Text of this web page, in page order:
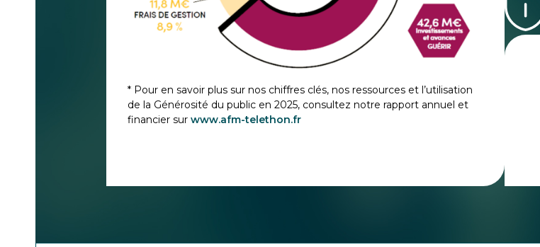
* Pour en savoir plus sur nos chiffres clés, nos ressources et l’utilisation
de la Générosité du public en 2025, consultez notre rapport annuel et
financier sur www.afm-telethon.fr